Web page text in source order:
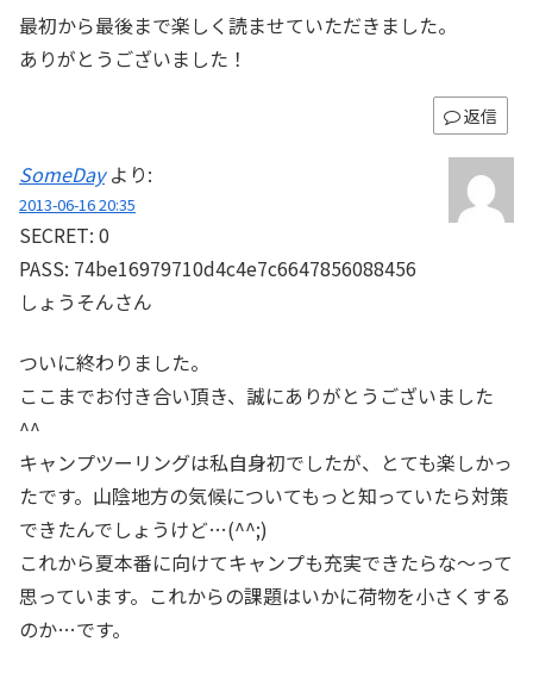
最初から最後まで楽しく読ませていただきました。
ありがとうございました！
返信
SomeDay より:
2013-06-16 20:35
SECRET: 0
PASS: 74be16979710d4c4e7c6647856088456
しょうそんさん
ついに終わりました。
ここまでお付き合い頂き、誠にありがとうございました
^^
キャンプツーリングは私自身初でしたが、とても楽しかっ
たです。山陰地方の気候についてもっと知っていたら対策
できたんでしょうけど…(^^;)
これから夏本番に向けてキャンプも充実できたらな～って
思っています。これからの課題はいかに荷物を小さくする
のか…です。